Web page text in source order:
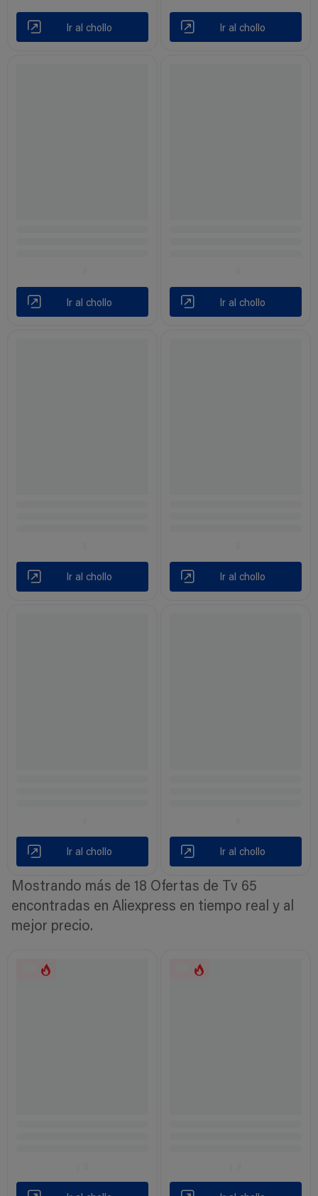
Ir al chollo Ir al chollo
Ir al chollo Ir al chollo
Ir al chollo Ir al chollo
Ir al chollo Ir al chollo
Mostrando más de 18 Ofertas de Tv 65
encontradas en Aliexpress en tiempo real y al
mejor precio.